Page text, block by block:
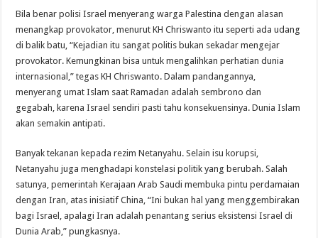
Bila benar polisi Israel menyerang warga Palestina dengan alasan
menangkap provokator, menurut KH Chriswanto itu seperti ada udang
di balik batu, “Kejadian itu sangat politis bukan sekadar mengejar
provokator. Kemungkinan bisa untuk mengalihkan perhatian dunia
internasional,” tegas KH Chriswanto. Dalam pandangannya,
menyerang umat Islam saat Ramadan adalah sembrono dan
gegabah, karena Israel sendiri pasti tahu konsekuensinya. Dunia Islam
akan semakin antipati.
Banyak tekanan kepada rezim Netanyahu. Selain isu korupsi,
Netanyahu juga menghadapi konstelasi politik yang berubah. Salah
satunya, pemerintah Kerajaan Arab Saudi membuka pintu perdamaian
dengan Iran, atas inisiatif China, “Ini bukan hal yang menggembirakan
bagi Israel, apalagi Iran adalah penantang serius eksistensi Israel di
Dunia Arab,” pungkasnya.